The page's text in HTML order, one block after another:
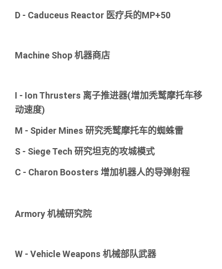
D - Caduceus Reactor 医疗兵的MP+50
Machine Shop 机器商店
I - Ion Thrusters 离子推进器(增加秃鹫摩托车移
动速度)
M - Spider Mines 研究秃鹫摩托车的蜘蛛雷
S - Siege Tech 研究坦克的攻城模式
C - Charon Boosters 增加机器人的导弹射程
Armory 机械研究院
W - Vehicle Weapons 机械部队武器